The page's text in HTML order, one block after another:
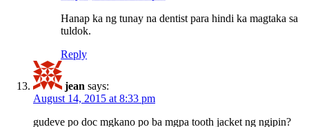
Hanap ka ng tunay na dentist para hindi ka magtaka sa
tuldok.
Reply
jean says:
August 14, 2015 at 8:33 pm
gudeve po doc mgkano po ba mgpa tooth jacket ng ngipin?